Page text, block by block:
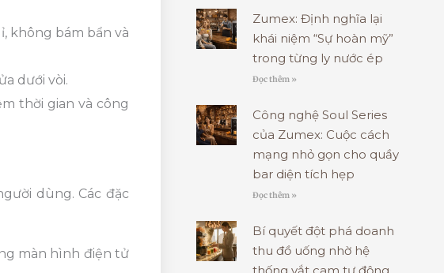
không bám bẩn và
dưới vòi.
thời gian và công
dùng. Các đặc
màn hình điện tử
Zumex: Định nghĩa lại
khái niệm “Sự hoàn mỹ”
trong từng ly nước ép
Đọc thêm »
Công nghệ Soul Series
của Zumex: Cuộc cách
mạng nhỏ gọn cho quầy
bar diện tích hẹp
Đọc thêm »
Bí quyết đột phá doanh
thu đồ uống nhờ hệ
thống vắt cam tự động